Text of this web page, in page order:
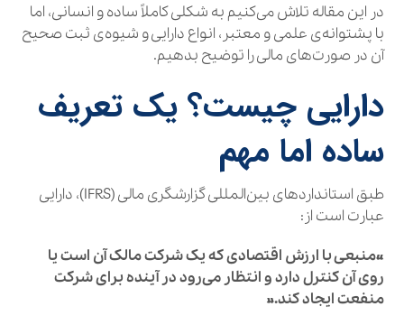
در این مقاله تلاش می‌کنیم به شکلی کاملاً ساده و انسانی، اما
با پشتوانه‌ی علمی و معتبر، انواع دارایی و شیوه‌ی ثبت صحیح
آن در صورت‌های مالی را توضیح بدهیم.
دارایی چیست؟ یک تعریف
ساده اما مهم
طبق استانداردهای بین‌المللی گزارشگری مالی (IFRS)، دارایی
عبارت است از:
«منبعی با ارزش اقتصادی که یک شرکت مالک آن است یا
روی آن کنترل دارد و انتظار می‌رود در آینده برای شرکت
منفعت ایجاد کند.»